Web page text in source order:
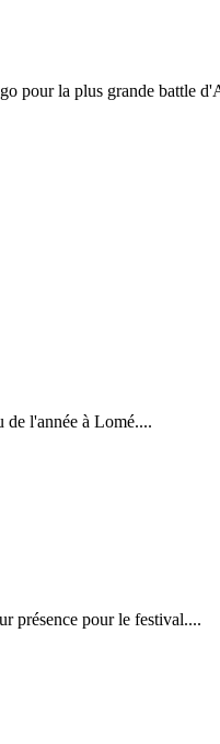
pour la plus grande battle
de l'année à Lomé....
présence pour le festival....